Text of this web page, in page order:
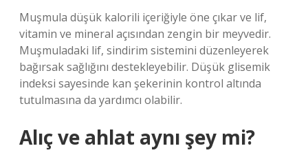
Muşmula düşük kalorili içeriğiyle öne çıkar ve lif,
vitamin ve mineral açısından zengin bir meyvedir.
Muşmuladaki lif, sindirim sistemini düzenleyerek
bağırsak sağlığını destekleyebilir. Düşük glisemik
indeksi sayesinde kan şekerinin kontrol altında
tutulmasına da yardımcı olabilir.
Alıç ve ahlat aynı şey mi?